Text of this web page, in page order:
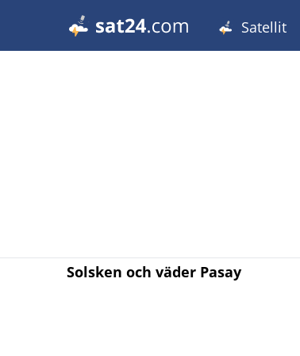
Satellit
Solsken och väder Pasay